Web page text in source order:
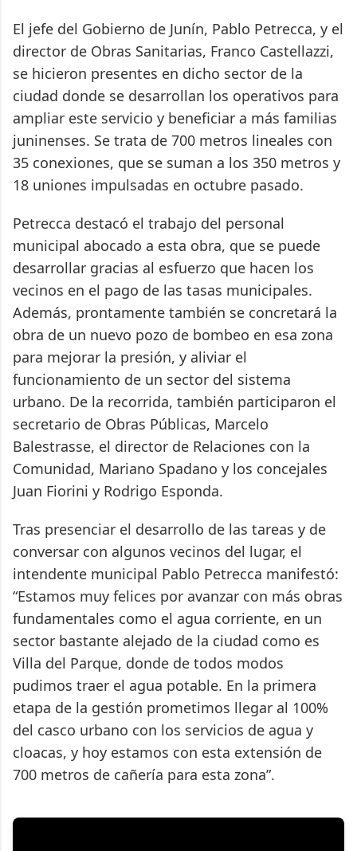
El jefe del Gobierno de Junín, Pablo Petrecca, y el
director de Obras Sanitarias, Franco Castellazzi,
se hicieron presentes en dicho sector de la
ciudad donde se desarrollan los operativos para
ampliar este servicio y beneficiar a más familias
juninenses. Se trata de 700 metros lineales con
35 conexiones, que se suman a los 350 metros y
18 uniones impulsadas en octubre pasado.
Petrecca destacó el trabajo del personal
municipal abocado a esta obra, que se puede
desarrollar gracias al esfuerzo que hacen los
vecinos en el pago de las tasas municipales.
Además, prontamente también se concretará la
obra de un nuevo pozo de bombeo en esa zona
para mejorar la presión, y aliviar el
funcionamiento de un sector del sistema
urbano. De la recorrida, también participaron el
secretario de Obras Públicas, Marcelo
Balestrasse, el director de Relaciones con la
Comunidad, Mariano Spadano y los concejales
Juan Fiorini y Rodrigo Esponda.
Tras presenciar el desarrollo de las tareas y de
conversar con algunos vecinos del lugar, el
intendente municipal Pablo Petrecca manifestó:
“Estamos muy felices por avanzar con más obras
fundamentales como el agua corriente, en un
sector bastante alejado de la ciudad como es
Villa del Parque, donde de todos modos
pudimos traer el agua potable. En la primera
etapa de la gestión prometimos llegar al 100%
del casco urbano con los servicios de agua y
cloacas, y hoy estamos con esta extensión de
700 metros de cañería para esta zona”.